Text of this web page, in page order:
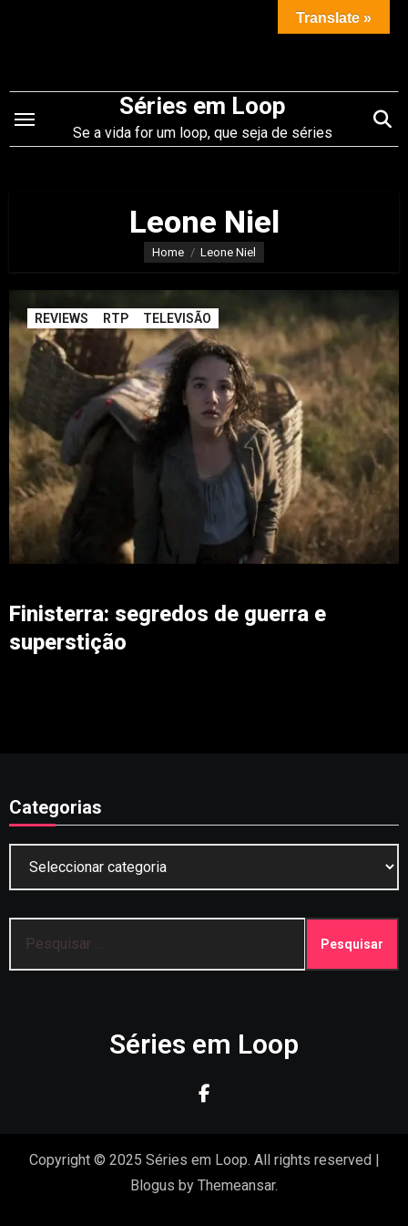
conteúdo
Séries em Loop
Se a vida for um loop, que seja de séries
Leone Niel
Home Leone Niel
REVIEWS RTP TELEVISÃO
Finisterra: segredos de guerra e
superstição
Categorias
por:
Séries em Loop
Copyright © 2025 Séries em Loop. All rights reserved |
Blogus by Themeansar.
Translate »